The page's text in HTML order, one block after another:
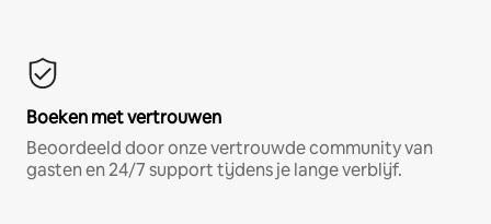
Boeken met vertrouwen
Beoordeeld door onze vertrouwde community van
gasten en 24/7 support tijdens je lange verblijf.